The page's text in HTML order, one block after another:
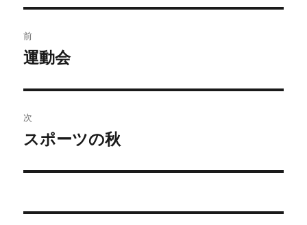
稿
ビ
ゲ
ー
前
前
投
稿:
運動会
次
次
投
スポーツの秋